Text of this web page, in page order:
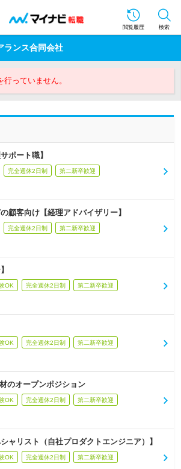
閲覧履歴 検索
ランス合同会社
っていません。
ポート職】
完全週休2日制 第二新卒歓迎
顧客向け【経理アドバイザリー】
完全週休2日制 第二新卒歓迎
OK 完全週休2日制 第二新卒歓迎
OK 完全週休2日制 第二新卒歓迎
のオープンポジション
OK 完全週休2日制 第二新卒歓迎
ャリスト（自社プロダクトエンジニア）】
OK 完全週休2日制 第二新卒歓迎